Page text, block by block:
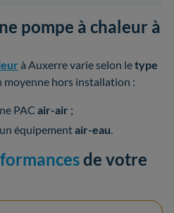
pompe à chaleur à
à Auxerre varie selon letype
moyenne hors installation :
PAC air-air ;
équipementair-eau.
de votre